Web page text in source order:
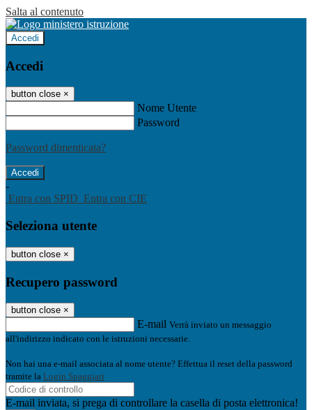
Salta al contenuto
Accedi
Accedi
button close ×
Nome Utente
Password
Password dimenticata?
-
Entra con SPID Entra con CIE
Seleziona utente
button close ×
Recupero password
button close ×
E-mail Verrà inviato un messaggio
all'indirizzo indicato con le istruzioni necessarie.
Non hai una e-mail associata al nome utente? Effettua il reset della password
tramite la Login Spaggiari
E-mail inviata, si prega di controllare la casella di posta elettronica!